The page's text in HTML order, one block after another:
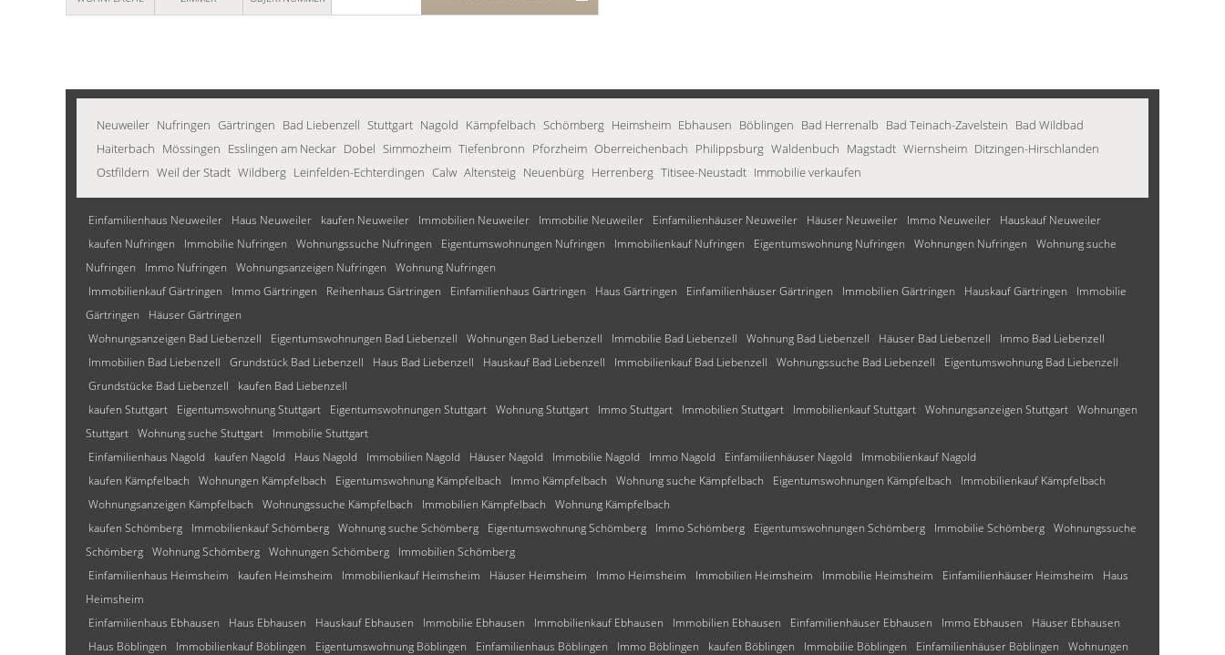
Neuweiler Nufringen Gärtringen Bad Liebenzell Stuttgart Nagold Kämpfelbach Schömberg Heimsheim Ebhausen Böblingen Bad Herrenalb Bad Teinach-Zavelstein Bad Wildbad
Haiterbach Mössingen Esslingen am Neckar Dobel Simmozheim Tiefenbronn Pforzheim Oberreichenbach Philippsburg Waldenbuch Magstadt Wiernsheim Ditzingen-Hirschlanden
Ostfildern Weil der Stadt Wildberg Leinfelden-Echterdingen Calw Altensteig Neuenbürg Herrenberg Titisee-Neustadt Immobilie verkaufen
Einfamilienhaus Neuweiler Haus Neuweiler kaufen Neuweiler Immobilien Neuweiler Immobilie Neuweiler Einfamilienhäuser Neuweiler Häuser Neuweiler Immo Neuweiler
Hauskauf Neuweiler
kaufen Nufringen
Immobilie Nufringen Wohnungssuche Nufringen Eigentumswohnungen Nufringen Immobilienkauf Nufringen Eigentumswohnung Nufringen Wohnungen Nufringen
Wohnung suche
Nufringen
Immo Nufringen Wohnungsanzeigen Nufringen
Wohnung Nufringen
Immobilienkauf Gärtringen
Immo Gärtringen Reihenhaus Gärtringen Einfamilienhaus Gärtringen Haus Gärtringen Einfamilienhäuser Gärtringen Immobilien Gärtringen Hauskauf Gärtringen
Immobilie
Gärtringen
Häuser Gärtringen
Wohnungsanzeigen Bad Liebenzell
Eigentumswohnungen Bad Liebenzell Wohnungen Bad Liebenzell Immobilie Bad Liebenzell Wohnung Bad Liebenzell Häuser Bad Liebenzell
Immo Bad Liebenzell
Immobilien Bad Liebenzell
Grundstück Bad Liebenzell Haus Bad Liebenzell Hauskauf Bad Liebenzell Immobilienkauf Bad Liebenzell Wohnungssuche Bad Liebenzell
Eigentumswohnung Bad Liebenzell
Grundstücke Bad Liebenzell
kaufen Bad Liebenzell
kaufen Stuttgart
Eigentumswohnung Stuttgart Eigentumswohnungen Stuttgart Wohnung Stuttgart Immo Stuttgart Immobilien Stuttgart Immobilienkauf Stuttgart Wohnungsanzeigen Stuttgart Wohnungen
Stuttgart Wohnung suche Stuttgart
Immobilie Stuttgart
Einfamilienhaus Nagold
kaufen Nagold Haus Nagold Immobilien Nagold Häuser Nagold Immobilie Nagold Immo Nagold Einfamilienhäuser Nagold
Immobilienkauf Nagold
kaufen Kämpfelbach
Wohnungen Kämpfelbach Eigentumswohnung Kämpfelbach Immo Kämpfelbach Wohnung suche Kämpfelbach Eigentumswohnungen Kämpfelbach
Immobilienkauf Kämpfelbach
Wohnungsanzeigen Kämpfelbach
Wohnungssuche Kämpfelbach Immobilien Kämpfelbach
Wohnung Kämpfelbach
kaufen Schömberg
Immobilienkauf Schömberg Wohnung suche Schömberg Eigentumswohnung Schömberg Immo Schömberg Eigentumswohnungen Schömberg Immobilie Schömberg Wohnungssuche
Schömberg Wohnung Schömberg Wohnungen Schömberg
Immobilien Schömberg
Einfamilienhaus Heimsheim
kaufen Heimsheim Immobilienkauf Heimsheim Häuser Heimsheim Immo Heimsheim Immobilien Heimsheim Immobilie Heimsheim Einfamilienhäuser Heimsheim
Haus
Heimsheim
Einfamilienhaus Ebhausen
Haus Ebhausen Hauskauf Ebhausen Immobilie Ebhausen Immobilienkauf Ebhausen Immobilien Ebhausen Einfamilienhäuser Ebhausen Immo Ebhausen
Häuser Ebhausen
Haus Böblingen
Immobilienkauf Böblingen Eigentumswohnung Böblingen Einfamilienhaus Böblingen Immo Böblingen kaufen Böblingen Immobilie Böblingen Einfamilienhäuser Böblingen
Wohnungen